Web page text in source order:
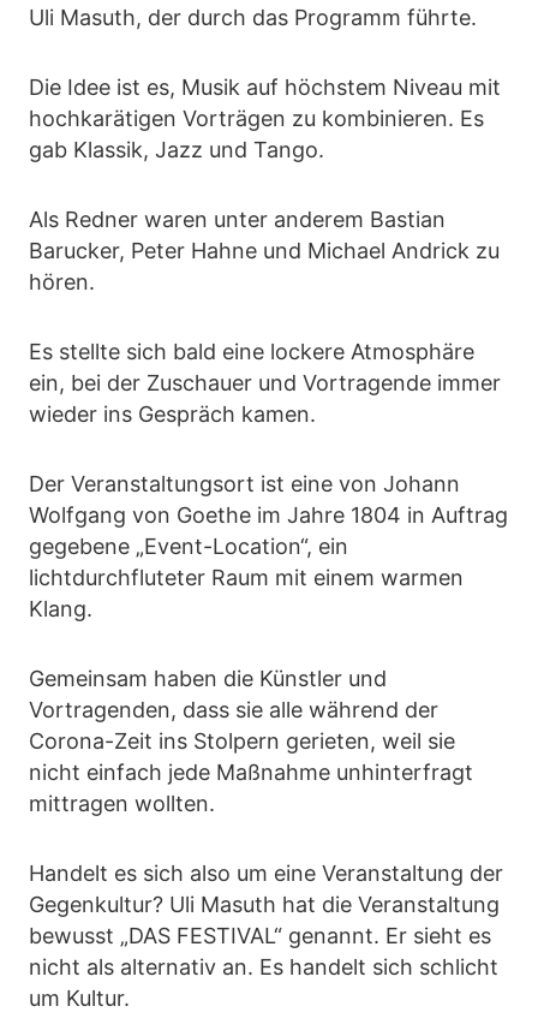
Uli Masuth, der durch das Programm führte.
Die Idee ist es, Musik auf höchstem Niveau mit
hochkarätigen Vorträgen zu kombinieren. Es
gab Klassik, Jazz und Tango.
Als Redner waren unter anderem Bastian
Barucker, Peter Hahne und Michael Andrick zu
hören.
Es stellte sich bald eine lockere Atmosphäre
ein, bei der Zuschauer und Vortragende immer
wieder ins Gespräch kamen.
Der Veranstaltungsort ist eine von Johann
Wolfgang von Goethe im Jahre 1804 in Auftrag
gegebene „Event-Location“, ein
lichtdurchfluteter Raum mit einem warmen
Klang.
Gemeinsam haben die Künstler und
Vortragenden, dass sie alle während der
Corona-Zeit ins Stolpern gerieten, weil sie
nicht einfach jede Maßnahme unhinterfragt
mittragen wollten.
Handelt es sich also um eine Veranstaltung der
Gegenkultur? Uli Masuth hat die Veranstaltung
bewusst „DAS FESTIVAL“ genannt. Er sieht es
nicht als alternativ an. Es handelt sich schlicht
um Kultur.